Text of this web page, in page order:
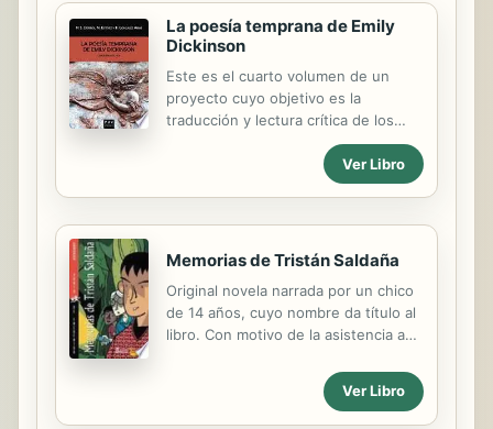
La poesía temprana de Emily
Dickinson
Este es el cuarto volumen de un
proyecto cuyo objetivo es la
traducción y lectura crítica de los
cuadernillos de Emily Dickinson.
Cuarenta secuencias poéticas cortas
que plantean una serie de preguntas
logros artísticos de la misteriosa
autora norteamericana. La traducción
total de cuarenta poemas escritos en
1860, va acompañada de un
comentario crítico. Vemos en el
desarrollando sus temas más
importantes: la lógica de la renuncia,
Ver Libro
Memorias de Tristán Saldaña
Original novela narrada por un chico
de 14 años, cuyo nombre da título al
libro. Con motivo de la asistencia a
al que, curiosamente, no quería ir,
cuenta sus aventuras con el “pelotón
de los torpes”, un grupo de chicos
Ver Libro